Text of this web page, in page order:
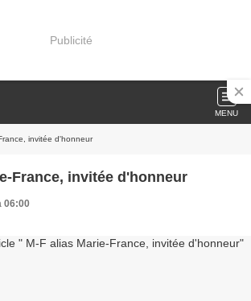
Publicité
MENU
invitée d'honneur
France, invitée d'honneur
06:00